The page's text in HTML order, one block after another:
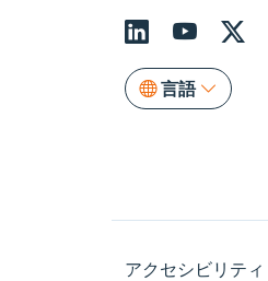
言語
アクセシビリティ